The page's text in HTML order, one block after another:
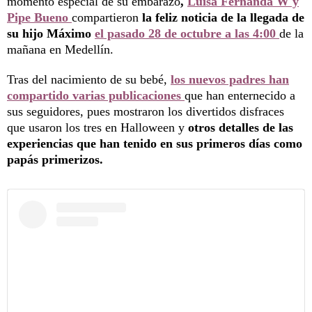
Pipe Bueno compartieron la feliz noticia de la llegada de
su hijo Máximo el pasado 28 de octubre a las 4:00 de la
mañana en Medellín.
Tras del nacimiento de su bebé, los nuevos padres han
compartido varias publicaciones que han enternecido a
sus seguidores, pues mostraron los divertidos disfraces
que usaron los tres en Halloween y otros detalles de las
experiencias que han tenido en sus primeros días como
papás primerizos.